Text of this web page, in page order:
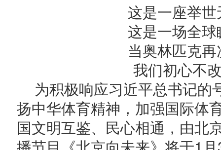
这是一座举
这是一场全
当奥林匹克
我们初心不
为积极响应习近平总书记的
扬中华体育精神，加强国际体
国文明互鉴、民心相通，由北